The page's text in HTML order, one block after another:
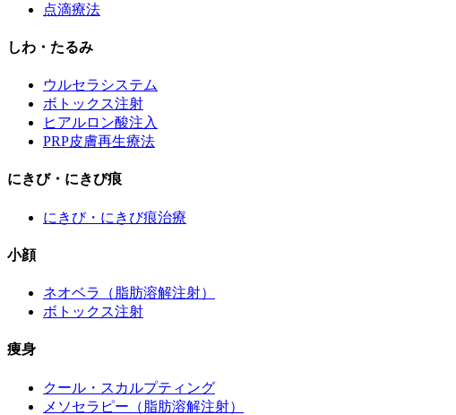
点滴療法
しわ・たるみ
ウルセラシステム
ボトックス注射
ヒアルロン酸注入
PRP皮膚再生療法
にきび・にきび痕
にきび・にきび痕治療
小顔
ネオベラ（脂肪溶解注射）
ボトックス注射
痩身
クール・スカルプティング
メソセラピー（脂肪溶解注射）